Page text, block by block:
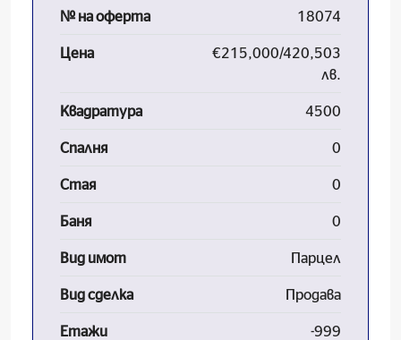
№ на оферта 18074
Цена
€215,000/420,503
лв.
Квадратура 4500
Спалня 0
Стая 0
Баня 0
Вид имот Парцел
Вид сделка Продава
Етажи -999